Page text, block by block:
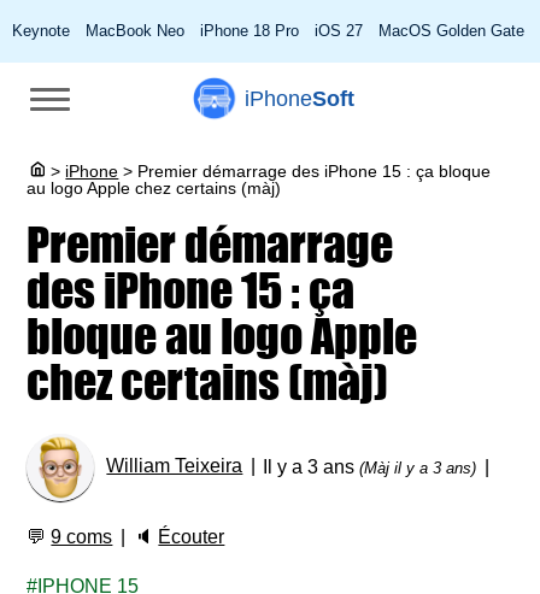
Keynote MacBook Neo iPhone 18 Pro iOS 27 MacOS Golden Gate
iPhoneSoft
> iPhone > Premier démarrage des iPhone 15 : ça bloque
au logo Apple chez certains (màj)
Premier démarrage
des iPhone 15 : ça
bloque au logo Apple
chez certains (màj)
William Teixeira Il y a 3 ans(Màj il y a 3 ans)
💬9 coms 🔈 Écouter
IPHONE 15